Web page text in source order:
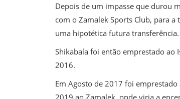
Depois de um impasse que durou
com o Zamalek Sports Club, para
uma hipotética futura transferência.
Shikabala foi então emprestado ao
2016.
Em Agosto de 2017 foi
2019 ao Zamalek, onde viria a